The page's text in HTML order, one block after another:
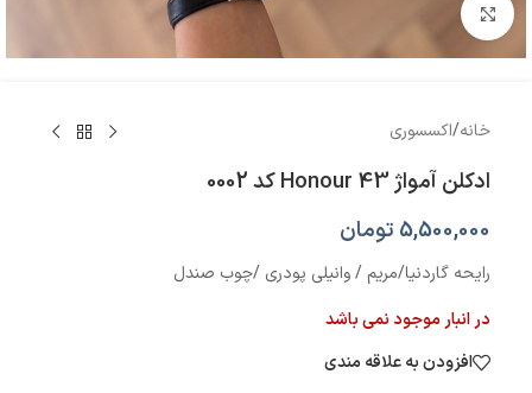
بزرگنمایی تصویر
خانه/اکسسوری
ادکلن آمواژ Honour 43 کد 0002
5,500,000 تومان
رایحه گاردنیا/مریم / وانیلی پودری /چوب صندل
در انبار موجود نمی باشد
افزودن به علاقه مندی